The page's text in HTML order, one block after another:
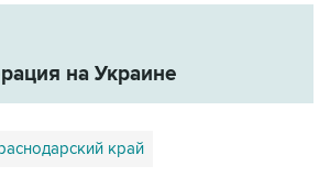
на Украине
край